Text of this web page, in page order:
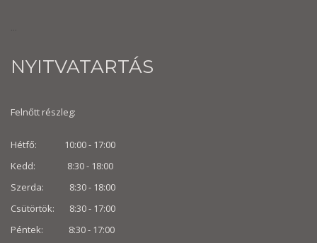
NYITVATARTÁS
Felnőtt részleg:
Hétfő: 10:00 - 17:00
Kedd: 8:30 - 18:00
Szerda: 8:30 - 18:00
Csütörtök: 8:30 - 17:00
Péntek: 8:30 - 17:00